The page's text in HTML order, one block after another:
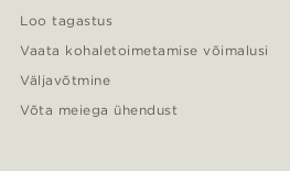
Loo tagastus
Vaata kohaletoimetamise võimalusi
Väljavõtmine
Võta meiega ühendust